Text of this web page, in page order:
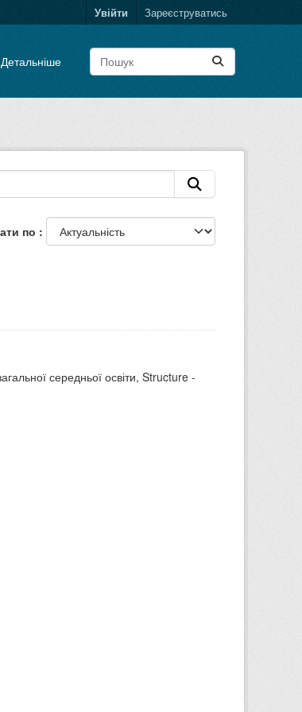
Увійти Зареєструватись
Детальніше
по
середньої освіти, Structure -